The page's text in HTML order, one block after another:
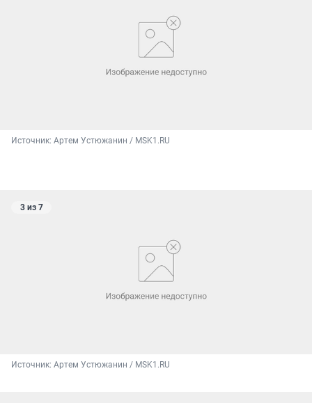
Источник: Артем Устюжанин / MSK1.RU
3 из 7
Источник: Артем Устюжанин / MSK1.RU